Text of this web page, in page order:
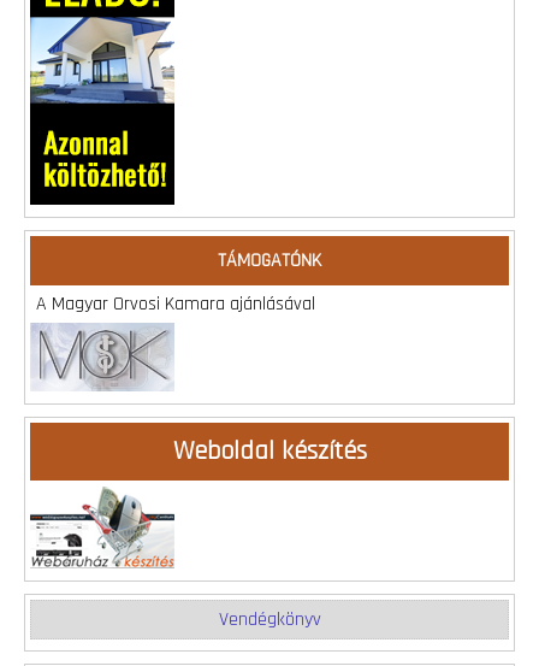
TÁMOGATÓNK
A Magyar Orvosi Kamara ajánlásával
Weboldal készítés
Vendégkönyv